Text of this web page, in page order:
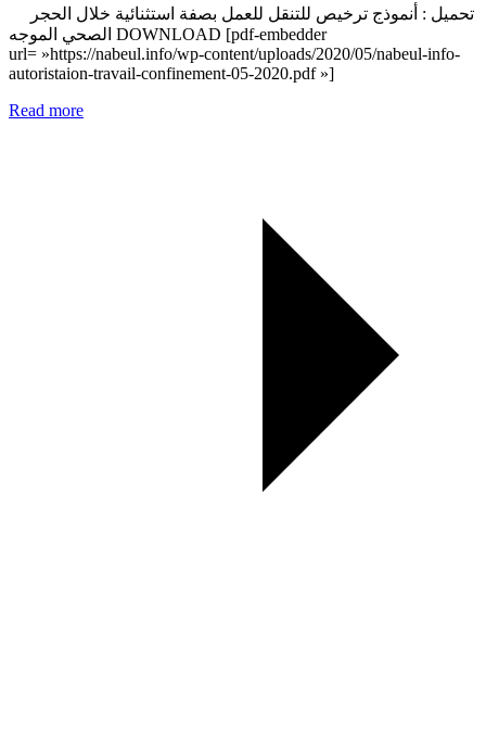
الصحي الموجه DOWNLOAD [pdf-embedder
url= »https://nabeul.info/wp-content/uploads/2020/05/nabeul-info-
autoristaion-travail-confinement-05-2020.pdf »]
Read more